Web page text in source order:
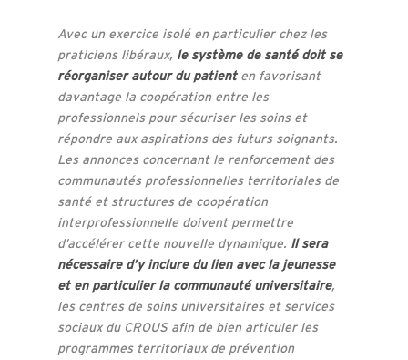
Avec un exercice isolé en particulier chez les
praticiens libéraux, le système de santé doit se
réorganiser autour du patienten favorisant
davantage la coopération entre les
professionnels pour sécuriser les soins et
répondre aux aspirations des futurs soignants.
Les annonces concernant le renforcement des
communautés professionnelles territoriales de
santé et structures de coopération
interprofessionnelle doivent permettre
d’accélérer cette nouvelle dynamique. Il sera
nécessaire d’y inclure du lien avec la jeunesse
et en particulier la communauté universitaire,
les centres de soins universitaires et services
sociaux du CROUS afin de bien articuler les
programmes territoriaux de prévention